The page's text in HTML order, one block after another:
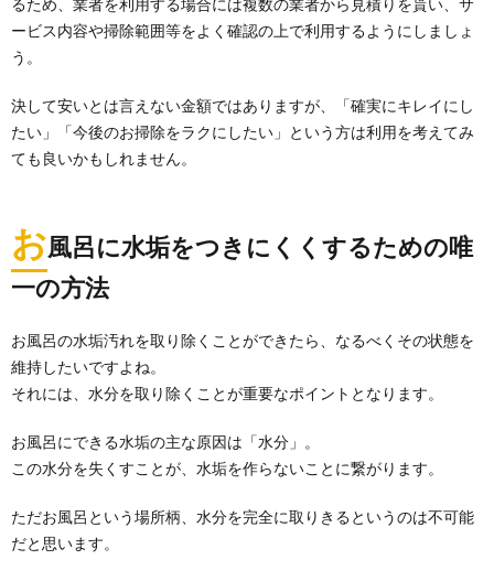
るため、業者を利用する場合には複数の業者から見積りを貰い、サ
ービス内容や掃除範囲等をよく確認の上で利用するようにしましょ
う。
決して安いとは言えない金額ではありますが、「確実にキレイにし
たい」「今後のお掃除をラクにしたい」という方は利用を考えてみ
ても良いかもしれません。
お風呂に水垢をつきにくくするための唯
一の方法
お風呂の水垢汚れを取り除くことができたら、なるべくその状態を
維持したいですよね。
それには、水分を取り除くことが重要なポイントとなります。
お風呂にできる水垢の主な原因は「水分」。
この水分を失くすことが、水垢を作らないことに繋がります。
ただお風呂という場所柄、水分を完全に取りきるというのは不可能
だと思います。